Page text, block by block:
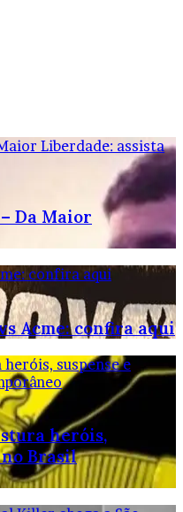
Liberdade: assista
Da Maior
confira aqui
Acme: confira aqui
suspense e
heróis,
Brasil